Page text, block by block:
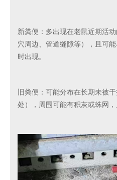
新粪便：多出现在老鼠近期活
穴周边、管道缝隙等），且可
时出现。
旧粪便：可能分布在长期未被
处），周围可能有积灰或蛛网，